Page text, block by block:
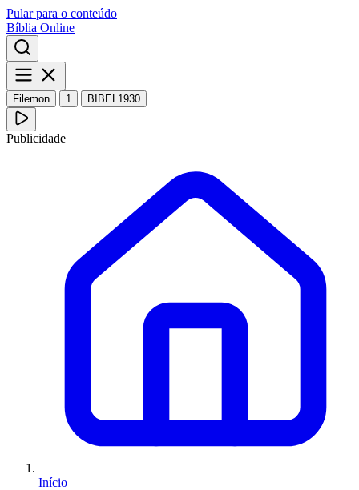
Pular para o conteúdo
Bíblia Online
Filemon 1 BIBEL1930
Publicidade
Início